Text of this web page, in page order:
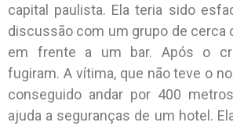
capital paulista. Ela teria sido
discussão com um grupo de cerca
em frente a um bar. Após o
fugiram. A vítima, que não teve o
conseguido andar por 400
ajuda a seguranças de um hotel.